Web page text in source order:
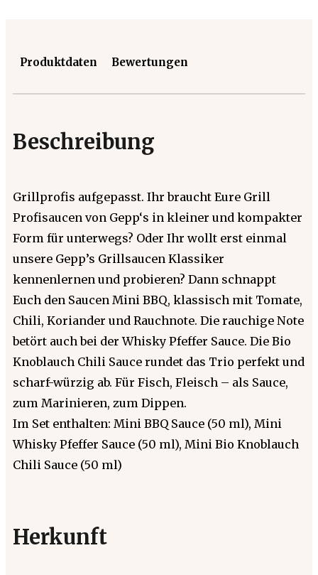
Produktdaten Bewertungen
Beschreibung
Grillprofis aufgepasst. Ihr braucht Eure Grill
Profisaucen von Gepp‘s in kleiner und kompakter
Form für unterwegs? Oder Ihr wollt erst einmal
unsere Gepp’s Grillsaucen Klassiker
kennenlernen und probieren? Dann schnappt
Euch den Saucen Mini BBQ, klassisch mit Tomate,
Chili, Koriander und Rauchnote. Die rauchige Note
betört auch bei der Whisky Pfeffer Sauce. Die Bio
Knoblauch Chili Sauce rundet das Trio perfekt und
scharf-würzig ab. Für Fisch, Fleisch – als Sauce,
zum Marinieren, zum Dippen.
Im Set enthalten: Mini BBQ Sauce (50 ml), Mini
Whisky Pfeffer Sauce (50 ml), Mini Bio Knoblauch
Chili Sauce (50 ml)
Herkunft